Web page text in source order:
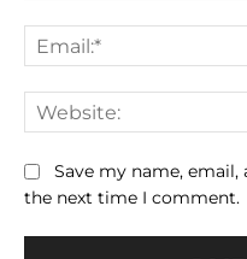
Save my name,
the next time I comment.